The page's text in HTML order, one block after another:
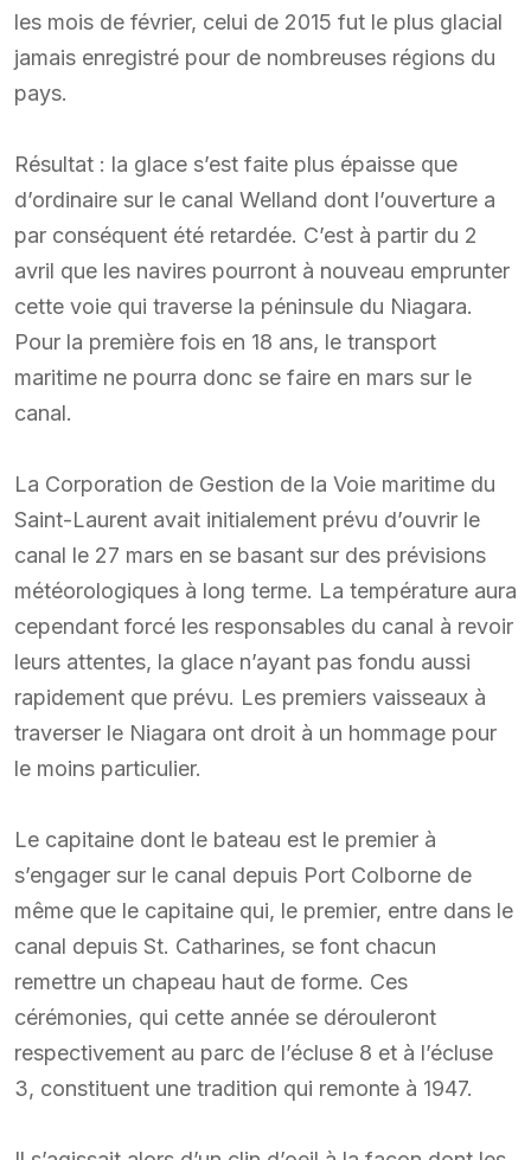
les mois de février, celui de 2015 fut le plus glacial
jamais enregistré pour de nombreuses régions du
pays.
Résultat : la glace s’est faite plus épaisse que
d’ordinaire sur le canal Welland dont l’ouverture a
par conséquent été retardée. C’est à partir du 2
avril que les navires pourront à nouveau emprunter
cette voie qui traverse la péninsule du Niagara.
Pour la première fois en 18 ans, le transport
maritime ne pourra donc se faire en mars sur le
canal.
La Corporation de Gestion de la Voie maritime du
Saint-Laurent avait initialement prévu d’ouvrir le
canal le 27 mars en se basant sur des prévisions
météorologiques à long terme. La température aura
cependant forcé les responsables du canal à revoir
leurs attentes, la glace n’ayant pas fondu aussi
rapidement que prévu. Les premiers vaisseaux à
traverser le Niagara ont droit à un hommage pour
le moins particulier.
Le capitaine dont le bateau est le premier à
s’engager sur le canal depuis Port Colborne de
même que le capitaine qui, le premier, entre dans le
canal depuis St. Catharines, se font chacun
remettre un chapeau haut de forme. Ces
cérémonies, qui cette année se dérouleront
respectivement au parc de l’écluse 8 et à l’écluse
3, constituent une tradition qui remonte à 1947.